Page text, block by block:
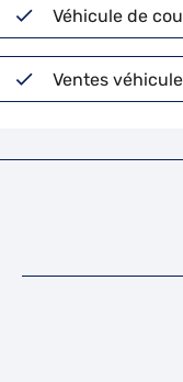
Véhicule de
Ventes